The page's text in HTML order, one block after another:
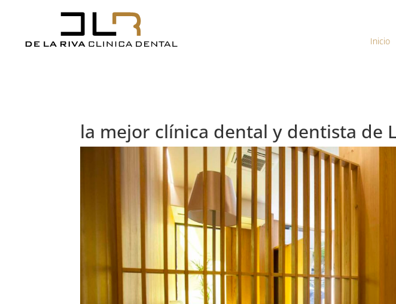
Inicio
la mejor clínica dental y dentista de